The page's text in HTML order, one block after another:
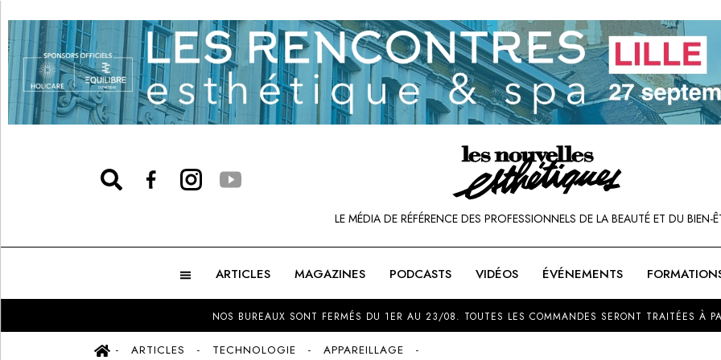
LE MÉDIA DE RÉFÉRENCE DES PROFESSIONNELS DE LA BEAUTÉ ET DU BIEN-
ARTICLES MAGAZINES PODCASTS VIDÉOS ÉVÉNEMENTS
NOS BUREAUX SONT FERMÉS DU 1ER AU 23/08. TOUTES LES COMMANDES SERONT TRAITÉES À
ARTICLES TECHNOLOGIE
APPAREILLAGE